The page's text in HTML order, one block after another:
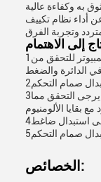
به وكفاءة عالية
أداء نظام تكييف
إلى الاهتمام
1إذا حدث هذا الوضع، يرجى استخدام جهاز كمبيوتر للتحقق من
3عند إزالة الضاغط قبل استبدال صمام التحكم، يرجى التحقق مما
الخصائص: